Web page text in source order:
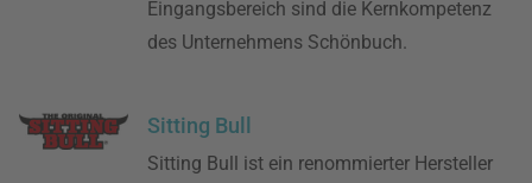
Eingangsbereich sind die Kernkompetenz
des Unternehmens Schönbuch.
Sitting Bull
Sitting Bull ist ein renommierter Hersteller